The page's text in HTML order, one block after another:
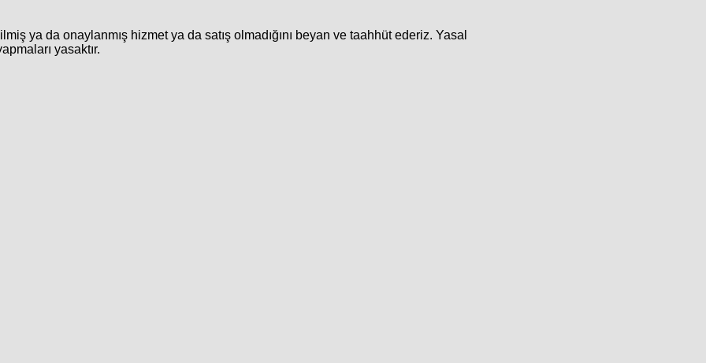
ya da onaylanmış hizmet ya da satış olmadığını beyan ve taahhüt ederiz. Yasal
yasaktır.